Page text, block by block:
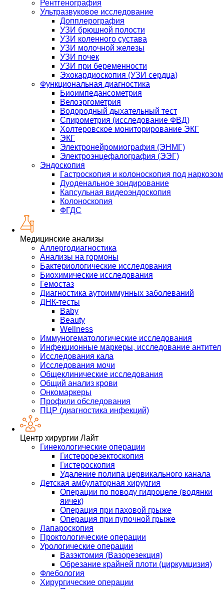
Рентгенография
Ультразвуковое исследование
Допплерография
УЗИ брюшной полости
УЗИ коленного сустава
УЗИ молочной железы
УЗИ почек
УЗИ при беременности
Эхокардиоскопия (УЗИ сердца)
Функциональная диагностика
Биоимпедансометрия
Велоэргометрия
Водородный дыхательный тест
Спирометрия (исследование ФВД)
Холтеровское мониторирование ЭКГ
ЭКГ
Электронейромиография (ЭНМГ)
Электроэнцефалография (ЭЭГ)
Эндоскопия
Гастроскопия и колоноскопия под наркозом
Дуоденальное зондирование
Капсульная видеоэндоскопия
Колоноскопия
ФГДС
Медицинские анализы
Аллергодиагностика
Анализы на гормоны
Бактериологические исследования
Биохимические исследования
Гемостаз
Диагностика аутоиммунных заболеваний
ДНК-тесты
Baby
Beauty
Wellness
Иммуногематологические исследования
Инфекционные маркеры, исследование антител
Исследования кала
Исследования мочи
Общеклинические исследования
Общий анализ крови
Онкомаркеры
Профили обследования
ПЦР (диагностика инфекций)
Центр хирургии Лайт
Гинекологические операции
Гистерорезектоскопия
Гистероскопия
Удаление полипа цервикального канала
Детская амбулаторная хирургия
Операции по поводу гидроцеле (водянки
яичек)
Операция при паховой грыже
Операция при пупочной грыже
Лапароскопия
Проктологические операции
Урологические операции
Вазэктомия (Вазорезекция)
Обрезание крайней плоти (циркумцизия)
Флебология
Хирургические операции